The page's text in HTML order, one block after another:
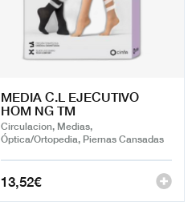
MEDIA C.L EJECUTIVO
HOM NG TM
Circulacion, Medias,
Óptica/Ortopedia, Piernas Cansadas
13,52€